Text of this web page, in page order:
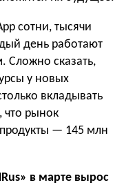
сотни, тысячи
день работают
Сложно сказать,
у новых
вкладывать
что рынок
— 145 млн
в марте вырос